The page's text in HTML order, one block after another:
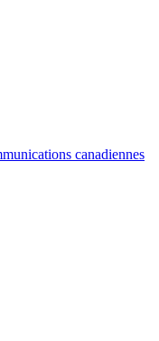
canadiennes